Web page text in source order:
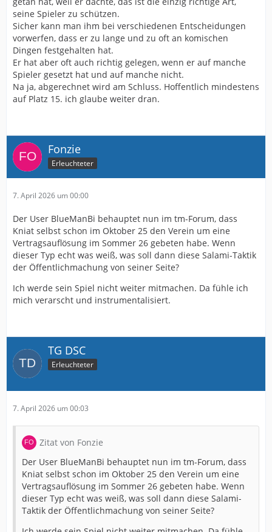
seine Spieler zu schützen.
Sicher kann man ihm bei verschiedenen Entscheidungen
vorwerfen, dass er zu lange und zu oft an komischen
Dingen festgehalten hat.
Er hat aber oft auch richtig gelegen, wenn er auf manche
Spieler gesetzt hat und auf manche nicht.
Na ja, abgerechnet wird am Schluss. Hoffentlich mindestens
auf Platz 15. ich glaube weiter dran.
Fonzie
Erleuchteter
7. April 2026 um 00:00
Der User BlueManBi behauptet nun im tm-Forum, dass
Kniat selbst schon im Oktober 25 den Verein um eine
Vertragsauflösung im Sommer 26 gebeten habe. Wenn
dieser Typ echt was weiß, was soll dann diese Salami-Taktik
der Öffentlichmachung von seiner Seite?
Ich werde sein Spiel nicht weiter mitmachen. Da fühle ich
mich verarscht und instrumentalisiert.
TG DSC
Erleuchteter
7. April 2026 um 00:03
Zitat von Fonzie
Der User BlueManBi behauptet nun im tm-Forum, dass
Kniat selbst schon im Oktober 25 den Verein um eine
Vertragsauflösung im Sommer 26 gebeten habe. Wenn
dieser Typ echt was weiß, was soll dann diese Salami-
Taktik der Öffentlichmachung von seiner Seite?